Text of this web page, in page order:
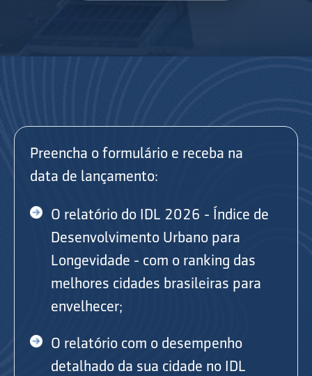
Preencha o formulário e receba na
data de lançamento:
O relatório do IDL 2026 - Índice de
Desenvolvimento Urbano para
Longevidade - com o ranking das
melhores cidades brasileiras para
envelhecer;
O relatório com o desempenho
detalhado da sua cidade no IDL